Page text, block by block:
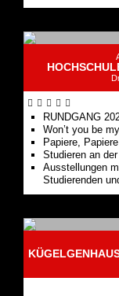
RUNDGANG
Won’t you be
Papiere, Papiere
Studieren an
Ausstellungen
Studierenden